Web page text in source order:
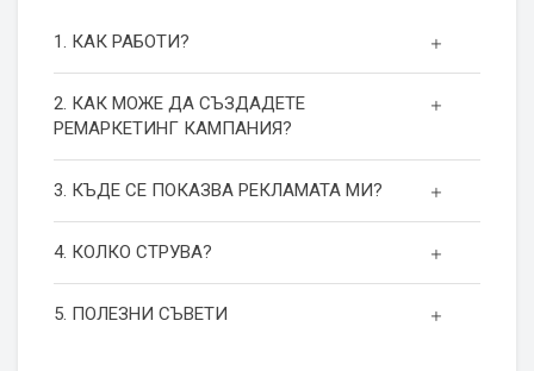
1. КАК РАБОТИ?
2. КАК МОЖЕ ДА СЪЗДАДЕТЕ
РЕМАРКЕТИНГ КАМПАНИЯ?
3. КЪДЕ СЕ ПОКАЗВА РЕКЛАМАТА МИ?
4. КОЛКО СТРУВА?
5. ПОЛЕЗНИ СЪВЕТИ